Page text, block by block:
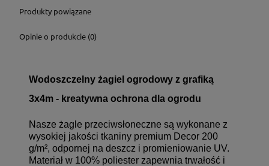
Produkty powiązane
Opinie o produkcie (0)
Wodoszczelny żagiel ogrodowy z grafiką
3x4m - kreatywna ochrona dla ogrodu
Nasze żagle przeciwsłoneczne są wykonane z
wysokiej jakości tkaniny premium Decor 200
g/m², odpornej na deszcz i promieniowanie UV.
Materiał w 100% poliester zapewnia trwałość i